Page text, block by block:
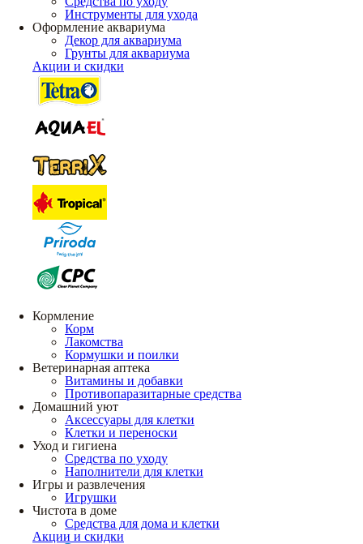
Инструменты для ухода
Оформление аквариума
Декор для аквариума
Грунты для аквариума
Акции и скидки
Кормление
Корм
Лакомства
Кормушки и поилки
Ветеринарная аптека
Витамины и добавки
Противопаразитарные средства
Домашний уют
Аксессуары для клетки
Клетки и переноски
Уход и гигиена
Средства по уходу
Наполнители для клетки
Игры и развлечения
Игрушки
Чистота в доме
Средства для дома и клетки
Акции и скидки